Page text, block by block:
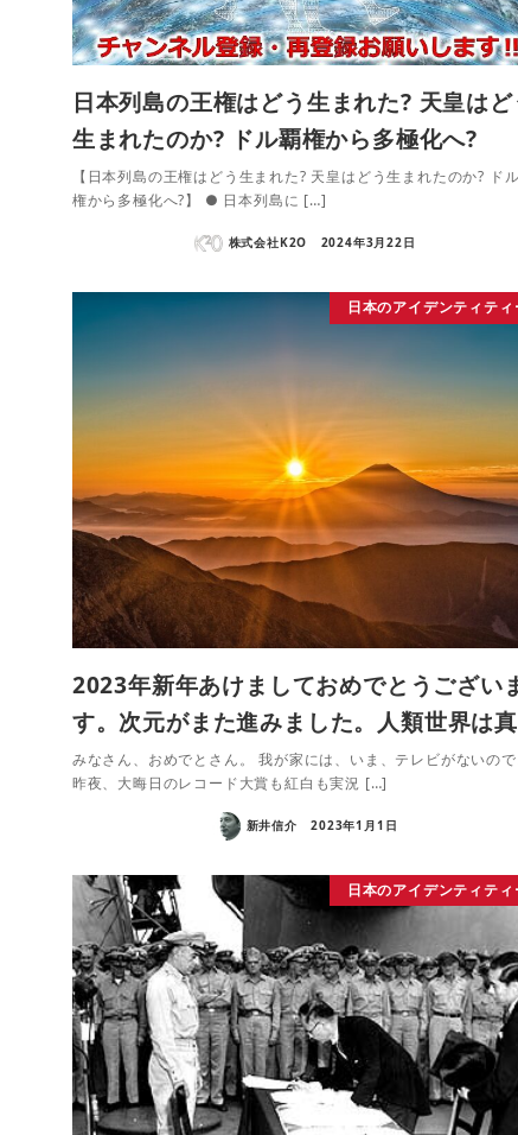
日本列島の王権はどう生まれた? 天皇はど
生まれたのか? ドル覇権から多極化へ?
【日本列島の王権はどう生まれた? 天皇はどう生まれたのか? ド
権から多極化へ?】 ● 日本列島に […]
株式会社K2O 2024年3月22日
日本のアイデンティティ
2023年新年あけましておめでとうござい
す。次元がまた進みました。人類世界は
みなさん、おめでとさん。 我が家には、いま、テレビがないので
昨夜、大晦日のレコード大賞も紅白も実況 […]
新井信介 2023年1月1日
日本のアイデンティティ